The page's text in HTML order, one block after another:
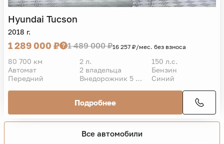
VIN
Hyundai
1 289 000 ₽ 1 489 000 ₽16 257 ₽/мес. без взноса
2 л.